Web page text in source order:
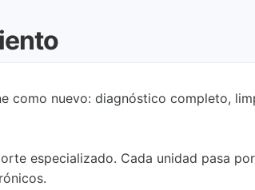
como nuevo: diagnóstico completo,
especializado. Cada unidad pasa